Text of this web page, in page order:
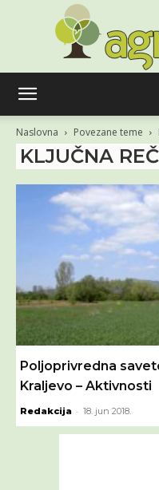
Naslovna Povezane teme
KLJUČNA
Poljoprivredna
Kraljevo – Aktivnosti
Redakcija - 18. jun 2018.